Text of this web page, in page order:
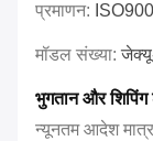
प्रमाणन:
मॉडल संख्या:
भुगतान और शिपिंग
न्यूनतम आदेश